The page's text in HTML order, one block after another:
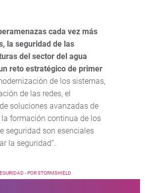
cada vez más
la seguridad de las
del sector del agua
reto estratégico de primer
de los sistemas,
de las redes, el
soluciones avanzadas de
formación continua de los
seguridad son esenciales
la seguridad”.
- POR STORMSHIELD